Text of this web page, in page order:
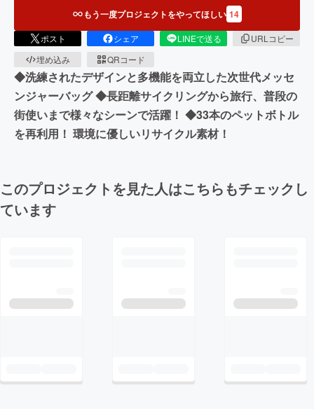
もう一度プロジェクトをやってほしい 14
ポスト シェア LINEで送る
URLコピー
埋め込み
QRコード
◆洗練されたデザインと多機能を両立した次世代メッセ
ンジャーバッグ ◆長距離サイクリングから旅行、普段の
街使いまで様々なシーンで活躍！ ◆33本のペットボトル
を再利用！ 環境に優しいリサイクル素材！
このプロジェクトを見た人はこちらもチェックし
ています